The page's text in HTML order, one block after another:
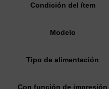
Condición del ítem
Modelo
Tipo de alimentación
Con función de impresión